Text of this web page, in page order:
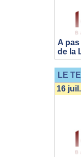
A
de la
LE
16 juil.